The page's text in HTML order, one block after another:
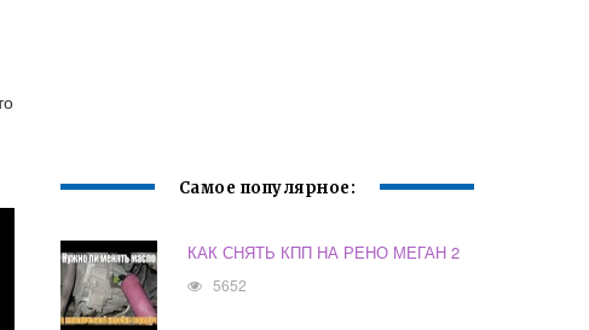
Самое популярное:
КАК СНЯТЬ КПП НА РЕНО МЕГАН 2
5652